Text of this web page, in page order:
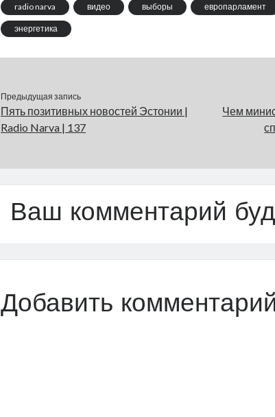
radio narva видео выборы европарламент
энергетика
Предыдущая запись
Пять позитивных новостей Эстонии |
Radio Narva | 137
Чем
Ваш комментарий
Добавить